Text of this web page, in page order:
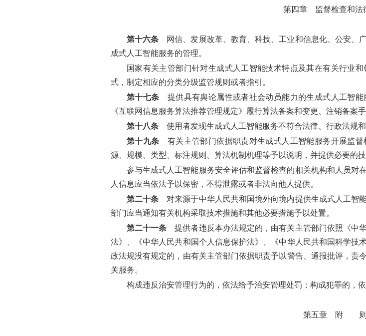
第四章 监督检查和法
第十六条 网信、发展改革、教育、科技、工业和信息化、公安、
成式人工智能服务的管理。
国家有关主管部门针对生成式人工智能技术特点及其在有关行业
式，制定相应的分类分级监管规则或者指引。
第十七条 提供具有舆论属性或者社会动员能力的生成式人工智
《互联网信息服务算法推荐管理规定》履行算法备案和变更、注销备案手
第十八条使用者发现生成式人工智能服务不符合法律、行政法规和
第十九条 有关主管部门依据职责对生成式人工智能服务开展监
源、规模、类型、标注规则、算法机制机理等予以说明，并提供必要的
参与生成式人工智能服务安全评估和监督检查的相关机构和人员对
人信息应当依法予以保密，不得泄露或者非法向他人提供。
第二十条 对来源于中华人民共和国境外向境内提供生成式人工智
部门应当通知有关机构采取技术措施和其他必要措施予以处置。
第二十一条 提供者违反本办法规定的，由有关主管部门依照《中
法》、《中华人民共和国个人信息保护法》、《中华人民共和国科学技
政法规没有规定的，由有关主管部门依据职责予以警告、通报批评，责
关服务。
构成违反治安管理行为的，依法给予治安管理处罚；构成犯罪的，依
第五章 附 则